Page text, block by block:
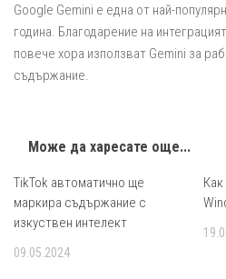
Google Gemini е една от най-
година. Благодарение на
повече хора използват Gemini за
съдържание.
Може да харесате още...
TikTok автоматично ще
маркира съдържание с
изкуствен интелект
09.05.2024